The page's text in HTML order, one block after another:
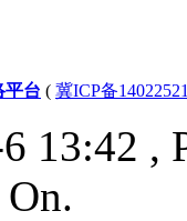
平台 ( 冀ICP备
13:42 ,